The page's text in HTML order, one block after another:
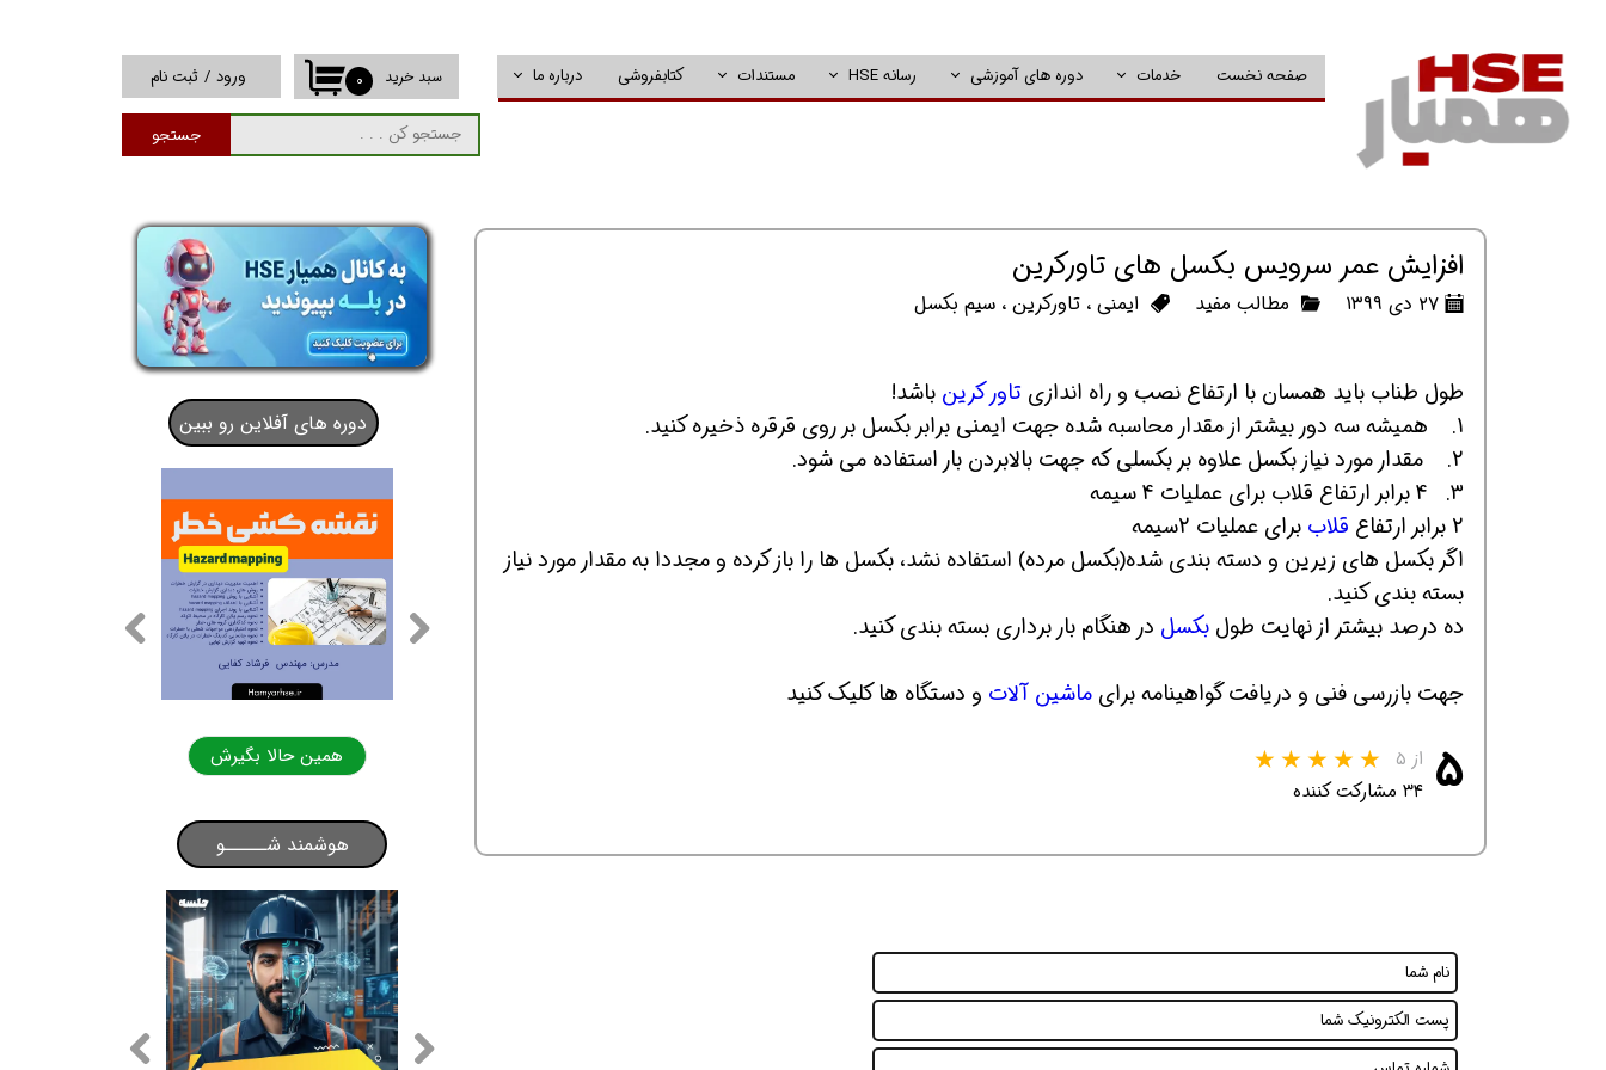
صفحه نخست خدمات دوره های آموزشی رسانه HSE
پادکست Safety Cast
مستندات کتابفروشی درباره ما
جستجو
۰ سبد خرید ورود / ثبت نام
حساب کاربری من
تغییر گذر واژه
خروج از حساب
کاربری
افزایش عمر سرویس بکسل های تاورکرین
۲۷ دی ۱۳۹۹ مطالب مفید ایمنی، تاورکرین، سیم بکسل
طول طناب باید همسان با ارتفاع نصب و راه اندازی تاور کرین باشد!
1. همیشه سه دور بیشتر از مقدار محاسبه شده جهت ایمنی برابر بکسل بر روی قرقره ذخیره کنید.
2. مقدار مورد نیاز بکسل علاوه بر بکسلی که جهت بالابردن بار استفاده می شود.
3. 4 برابر ارتفاع قلاب برای عملیات 4 سیمه
2 برابر ارتفاع
قلاب برای عملیات 2سیمه
اگر بکسل های زیرین و دسته بندی شده(بکسل مرده) استفاده نشد، بکسل ها را باز کرده و مجددا به مقدار مورد نیاز
بسته بندی کنید.
ده درصد بیشتر از نهایت طول بکسل در هنگام بار برداری بسته بندی کنید.
جهت بازرسی فنی و دریافت گواهینامه برای ماشین آلات و دستگاه ها کلیک کنید
۵ از ۵
۳۴ مشارکت کننده
همین حالا بگیرش همین حالا بگیرش همین حالا بگیرش
دوره های آفلاین رو ببین
هوشمند شـــــو